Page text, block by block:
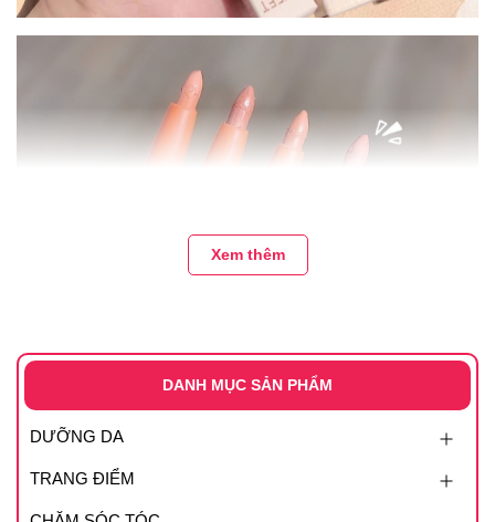
Xem thêm
DANH MỤC SẢN PHẨM
DƯỠNG DA
TRANG ĐIỂM